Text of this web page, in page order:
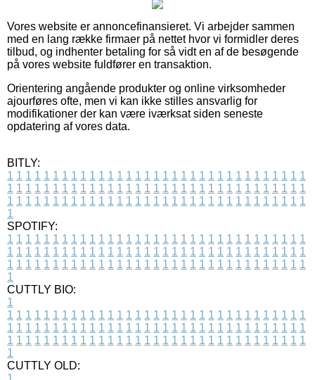
Vores website er annoncefinansieret. Vi arbejder sammen
med en lang række firmaer på nettet hvor vi formidler deres
tilbud, og indhenter betaling for så vidt en af de besøgende
på vores website fuldfører en transaktion.
Orientering angående produkter og online virksomheder
ajourføres ofte, men vi kan ikke stilles ansvarlig for
modifikationer der kan være iværksat siden seneste
opdatering af vores data.
BITLY:
1 1 1 1 1 1 1 1 1 1 1 1 1 1 1 1 1 1 1 1 1 1 1 1 1 1 1 1 1 1 1 1 1
1 1 1 1 1 1 1 1 1 1 1 1 1 1 1 1 1 1 1 1 1 1 1 1 1 1 1 1 1 1 1 1 1
1 1 1 1 1 1 1 1 1 1 1 1 1 1 1 1 1 1 1 1 1 1 1 1 1 1 1 1 1 1 1 1 1
1
SPOTIFY:
1 1 1 1 1 1 1 1 1 1 1 1 1 1 1 1 1 1 1 1 1 1 1 1 1 1 1 1 1 1 1 1 1
1 1 1 1 1 1 1 1 1 1 1 1 1 1 1 1 1 1 1 1 1 1 1 1 1 1 1 1 1 1 1 1 1
1 1 1 1 1 1 1 1 1 1 1 1 1 1 1 1 1 1 1 1 1 1 1 1 1 1 1 1 1 1 1 1 1
1
CUTTLY BIO:
1
1 1 1 1 1 1 1 1 1 1 1 1 1 1 1 1 1 1 1 1 1 1 1 1 1 1 1 1 1 1 1 1 1
1 1 1 1 1 1 1 1 1 1 1 1 1 1 1 1 1 1 1 1 1 1 1 1 1 1 1 1 1 1 1 1 1
1 1 1 1 1 1 1 1 1 1 1 1 1 1 1 1 1 1 1 1 1 1 1 1 1 1 1 1 1 1 1 1 1
1
CUTTLY OLD: